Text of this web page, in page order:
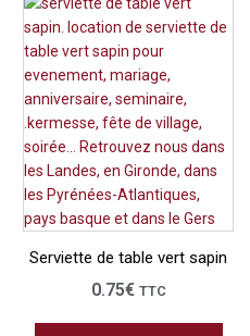
Serviette de table vert sapin
0.75€ TTC